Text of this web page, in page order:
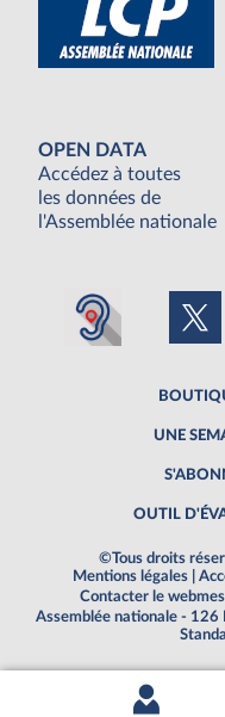
OPEN DATA
Accédez à toutes
les données de
l'Assemblée nationale
UNE
OUTIL
©Tous droits
Mentions légales
Contacter le
Assemblée nationale - 126